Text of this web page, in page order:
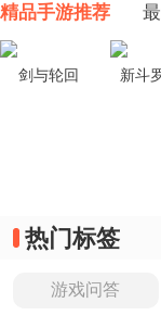
精品手游推荐
剑与轮回 新斗
热门标签
游戏问答